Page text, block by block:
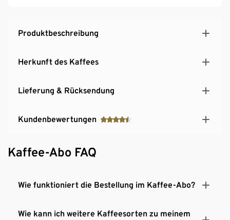
Produktbeschreibung
Herkunft des Kaffees
Lieferung & Rücksendung
Kundenbewertungen
Kaffee-Abo FAQ
Wie funktioniert die Bestellung im Kaffee-Abo?
Wie kann ich weitere Kaffeesorten zu meinem